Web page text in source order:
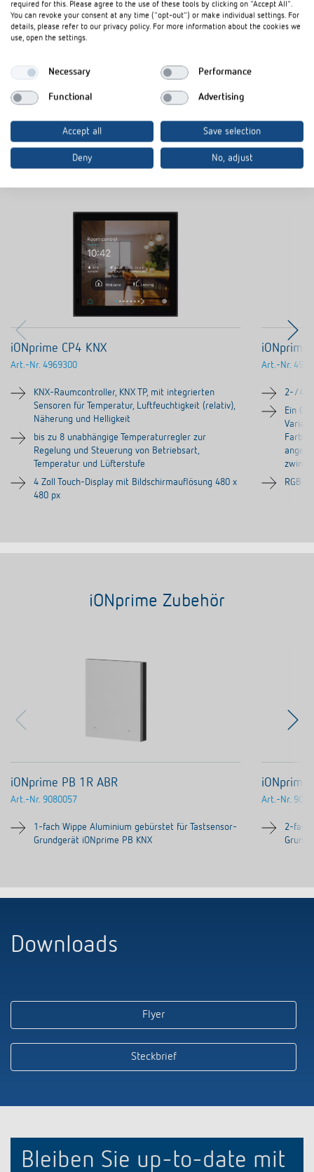
erklärt Tino Schlaich, Produktmanager bei Theben.„Mit iONprime
entsteht ein Bedienkonzept, das sich nahtlos in die Architektur
einfügt und Technik zu einem sichtbaren Teil des Raums werden
iONprime Grundgeräte
iONprime CP4 KNX
Art.-Nr. 4969300
KNX-Raumcontroller, KNX TP, mit integrierten
Sensoren für Temperatur, Luftfeuchtigkeit (relativ),
Näherung und Helligkeit
bis zu 8 unabhängige Temperaturregler zur
Regelung und Steuerung von Betriebsart,
Temperatur und Lüfterstufe
4 Zoll Touch-Display mit Bildschirmauflösung 480 x
480 px
iONprime
Art.-Nr.
2-/4-/
Ein
RGB-
iONprime Zubehör
iONprime PB 1R ABR
Art.-Nr. 9080057
1-fach Wippe Aluminium gebürstet für Tastsensor-
Grundgerät iONprime PB KNX
iONprime
Art.-Nr.
2-fach
Downloads
Flyer
Steckbrief
Bleiben Sie up-to-date mit
required for this. Please agree to the use of these tools by clicking on "Accept All".
You can revoke your consent at any time ("opt-out") or make individual settings. For
details, please refer to our privacy policy. For more information about the cookies we
use, open the settings.
Necessary Performance
Functional Advertising
Accept all Save selection
Deny No, adjust